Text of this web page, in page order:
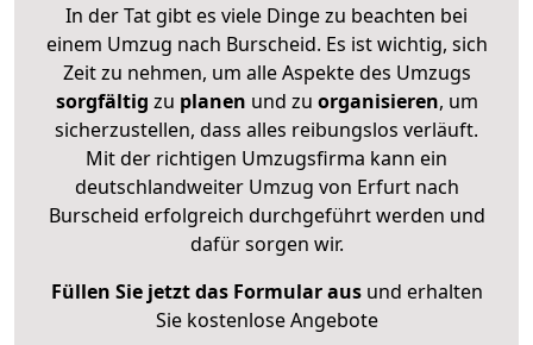
In der Tat gibt es viele Dinge zu beachten bei
einem Umzug nach Burscheid. Es ist wichtig, sich
Zeit zu nehmen, um alle Aspekte des Umzugs
sorgfältig zu planen und zu organisieren, um
sicherzustellen, dass alles reibungslos verläuft.
Mit der richtigen Umzugsfirma kann ein
deutschlandweiter Umzug von Erfurt nach
Burscheid erfolgreich durchgeführt werden und
dafür sorgen wir.
Füllen Sie jetzt das Formular ausund erhalten
Sie kostenlose Angebote